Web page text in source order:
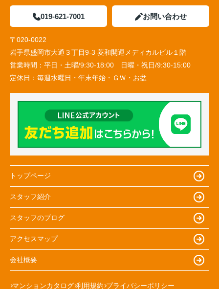
019-621-7001 お問い合わせ
〒020-0022
岩手県盛岡市大通３丁目9-3 菱和開運メディカルビル１階
営業時間： 平日・土曜/9:30-18:00 日曜・祝日/9:30-15:00
定休日： 毎週水曜日・年末年始・ＧＷ・お盆
トップページ
スタッフ紹介
スタッフのブログ
アクセスマップ
会社概要
マンションカタログ 利用規約 プライバシーポリシー